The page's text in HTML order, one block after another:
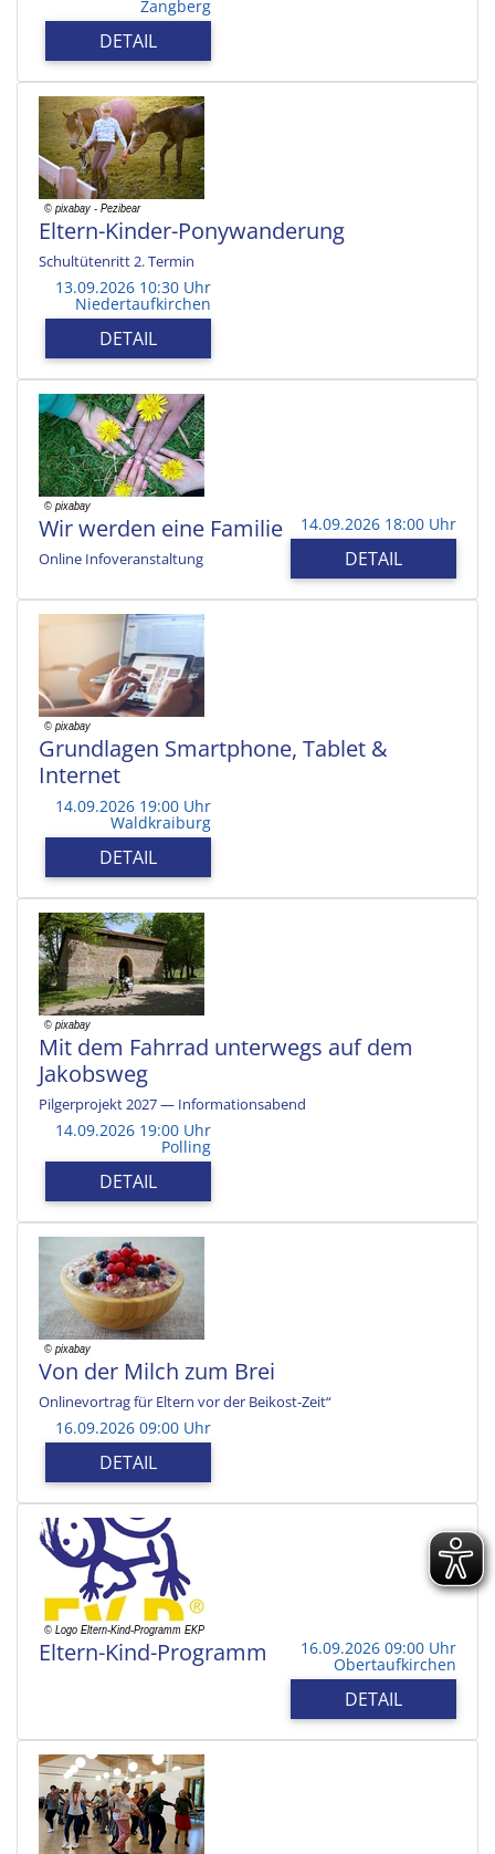
Zangberg
DETAIL
Eltern-Kinder-Ponywanderung
Schultütenritt 2. Termin
13.09.2026 10:30 Uhr
Niedertaufkirchen
DETAIL
Wir werden eine Familie
Online Infoveranstaltung
14.09.2026 18:00 Uhr
DETAIL
Grundlagen Smartphone, Tablet &
Internet
14.09.2026 19:00 Uhr
Waldkraiburg
DETAIL
Mit dem Fahrrad unterwegs auf dem
Jakobsweg
Pilgerprojekt 2027 — Informationsabend
14.09.2026 19:00 Uhr
Polling
DETAIL
Von der Milch zum Brei
Onlinevortrag für Eltern vor der Beikost-Zeit“
16.09.2026 09:00 Uhr
DETAIL
Eltern-Kind-Programm 16.09.2026 09:00 Uhr
Obertaufkirchen
DETAIL